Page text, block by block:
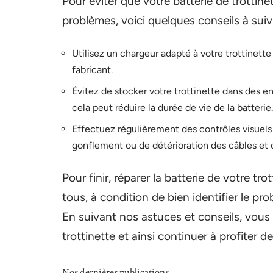
problèmes, voici quelques conseils à
Utilisez un chargeur adapté à votre
fabricant.
Évitez de stocker votre trottinette dans des
cela peut réduire la durée de vie de la batterie.
Effectuez régulièrement des contrôles
gonflement ou de détérioration des câbles et
Pour finir, réparer la batterie de votre
tous, à condition de bien identifier le
En suivant nos astuces et conseils,
trottinette et ainsi continuer à profiter